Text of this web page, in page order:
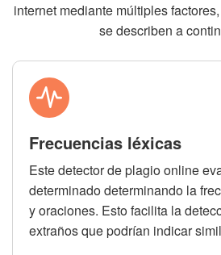
internet mediante múltiples
se describen a
Frecuencias léxicas
Este detector de plagio online
determinado determinando la
y oraciones. Esto facilita la
extraños que podrían indicar